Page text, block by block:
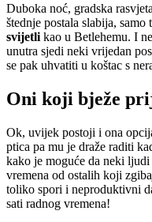
Duboka noć, gradska
štednje postala slabija, samo
svijetli kao u Betlehemu. I
unutra sjedi neki vrijedan
se pak uhvatiti u koštac s
Oni koji bježe
Ok, uvijek postoji i ona
ptica pa mu je draže raditi
kako je moguće da neki ljudi
vremena od ostalih koji
toliko spori i neproduktivni
sati radnog vremena!